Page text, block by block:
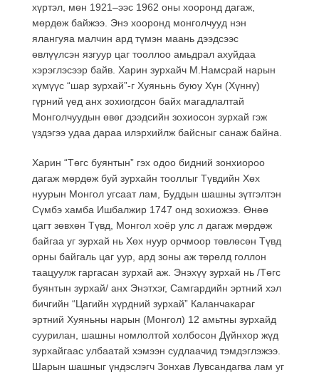
хүртэл, мөн 1921–ээс 1962 оны хооронд дагаж,
мөрдөж байжээ. Энэ хооронд монголчууд нэн
ялангуяа малчин ард түмэн маань дээдсээс
өвлүүлсэн язгуур цаг тооллоо амьдрал ахуйдаа
хэрэглэсээр байв. Харин зурхайч М.Намсрай нарын
хүмүүс “шар зурхай”-г Хуяньнь буюу Хүн (Хүннү)
гүрний үед анх зохиогдсон байх магадлалтай
Монголчуудын өвөг дээдсийн зохиосон зурхай гэж
үздэгээ удаа дараа илэрхийлж байсныг санаж байна.
Харин “Төгс буянтын” гэх одоо бидний зонхиороо
дагаж мөрдөж буй зурхайн тооллыг Түвдийн Хөх
нуурын Монгол угсаат лам, Буддын шашны зүтгэлтэн
Сүмбэ хамба Ишбалжир 1747 онд зохиожээ. Өнөө
цагт зөвхөн Түвд, Монгол хоёр улс л дагаж мөрдөж
байгаа уг зурхай нь Хөх нуур орчмоор төвлөсөн Түвд
орны байгаль цаг уур, ард зоны аж төрөлд голлон
таацуулж гаргасан зурхай аж. Энэхүү зурхай нь /Төгс
буянтын зурхай/ анх Энэтхэг, Самгардийн эртний хэл
бичгийн “Цагийн хүрдний зурхай” Каланчакараг
эртний Хуяньны нарын (Монгол) 12 амьтны зурхайд
суурилан, шашны номлолтой холбосон Дүйнхор жүд
зурхайгаас улбаатай хэмээн судлаачид тэмдэглэжээ.
Шарын шашныг үндэслэгч Зонхав Лувсандагва лам уг